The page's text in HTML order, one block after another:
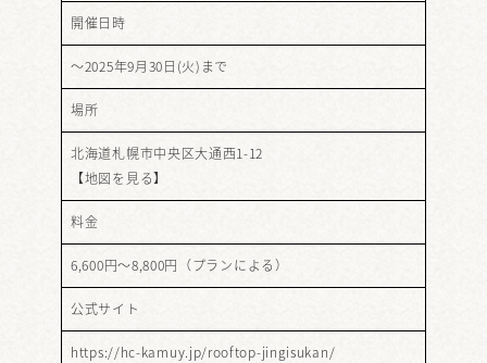
開催日時
～2025年9月30日(火)まで
場所
北海道札幌市中央区大通西1-12
【地図を見る】
料金
6,600円～8,800円（プランによる）
公式サイト
https://hc-kamuy.jp/rooftop-jingisukan/